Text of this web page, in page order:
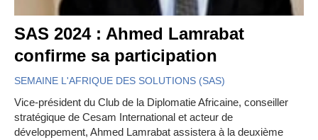
SAS 2024 : Ahmed Lamrabat
confirme sa participation
SEMAINE L'AFRIQUE DES SOLUTIONS (SAS)
Vice-président du Club de la Diplomatie Africaine, conseiller
stratégique de Cesam International et acteur de
développement, Ahmed Lamrabat assistera à la deuxième